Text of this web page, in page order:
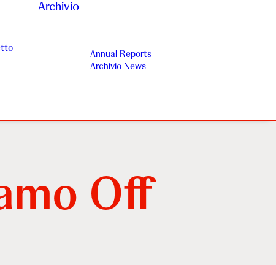
Archivio
Annual Reports
Archivio News
Off